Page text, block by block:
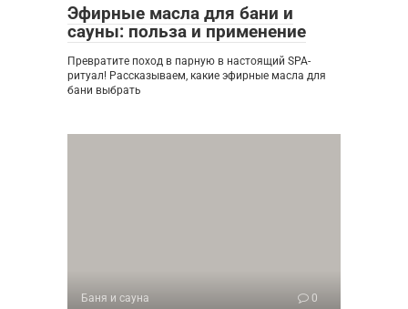
Эфирные масла для бани и
сауны: польза и применение
Превратите поход в парную в настоящий SPA-
ритуал! Рассказываем, какие эфирные масла для
бани выбрать
Баня и сауна 0